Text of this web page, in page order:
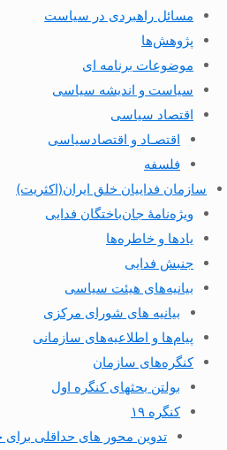
مسائل راهبردی در سیاست
پژوهش‌ها
موضوعات برنامه ای
سیاست و اندیشه سیاسی
اقتصاد سیاسی
اقتصـاد و اقتصاد‌سیاسی
فلسفه
سازمان فداییان خلق ایران(اکثریت)
ویژه‌نامهٔ جان‌باختگان فدایی
یادها و خاطره‌ها
جنبش فدایی
بیانیه‌های هیئت سیاسی
بیانیه های شورای مرکزی
پیام‌ها و اطلاعیه‌های سازمانی
کنگره‌های سازمان
بولتن بحثهای کنگره اول
کنگره ۱۹
تدوین محور های حداقلی